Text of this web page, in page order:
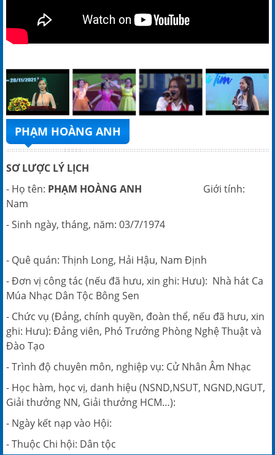
PHẠM HOÀNG ANH
SƠ LƯỢC LÝ LỊCH
- Họ tên: PHẠM HOÀNG ANH Giới tính:
Nam
- Sinh ngày, tháng, năm: 03/7/1974
- Quê quán: Thịnh Long, Hải Hậu, Nam Định
- Đơn vị công tác (nếu đã hưu, xin ghi: Hưu): Nhà hát Ca
Múa Nhạc Dân Tộc Bông Sen
- Chức vụ (Đảng, chính quyền, đoàn thể, nếu đã hưu, xin
ghi: Hưu): Đảng viên, Phó Trưởng Phòng Nghệ Thuật và
Đào Tạo
- Trình độ chuyên môn, nghiệp vụ: Cử Nhân Âm Nhạc
- Học hàm, học vị, danh hiệu (NSND,NSUT, NGND,NGUT,
Giải thưởng NN, Giải thưởng HCM…):
- Ngày kết nạp vào Hội:
- Thuộc Chi hội: Dân tộc